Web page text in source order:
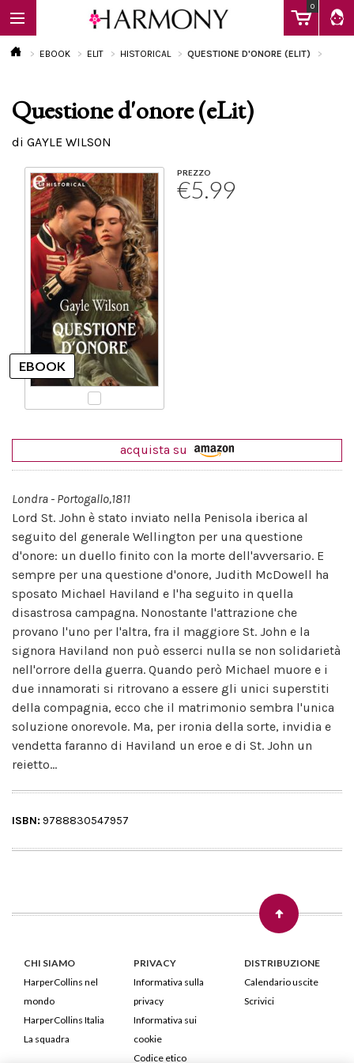
0
EBOOK
Calendario
EBOOK ELIT HISTORICAL QUESTIONE D'ONORE (ELIT)
Questione d'onore (eLit)
di GAYLE WILSON
PREZZO
€5.99
acquista su
Londra - Portogallo,1811
Lord St. John è stato inviato nella Penisola iberica al
seguito del generale Wellington per una questione
d'onore: un duello finito con la morte dell'avversario. E
sempre per una questione d'onore, Judith McDowell ha
sposato Michael Haviland e l'ha seguito in quella
disastrosa campagna. Nonostante l'attrazione che
provano l'uno per l'altra, fra il maggiore St. John e la
signora Haviland non può esserci nulla se non solidarietà
nell'orrore della guerra. Quando però Michael muore e i
due innamorati si ritrovano a essere gli unici superstiti
della compagnia, ecco che il matrimonio sembra l'unica
soluzione onorevole. Ma, per ironia della sorte, invidia e
vendetta faranno di Haviland un eroe e di St. John un
reietto...
ISBN: 9788830547957
CHI SIAMO
HarperCollins nel
mondo
HarperCollins Italia
La squadra
PRIVACY
Informativa sulla
privacy
Informativa sui
cookie
Codice etico
DISTRIBUZIONE
Calendario uscite
Scrivici